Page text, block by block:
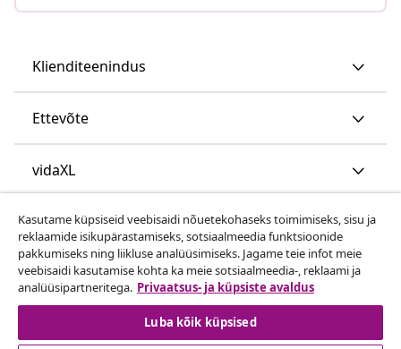
Klienditeenindus
Ettevõte
vidaXL
Vaata rohkem
Kasutame küpsiseid veebisaidi nõuetekohaseks toimimiseks, sisu ja
reklaamide isikupärastamiseks, sotsiaalmeedia funktsioonide
pakkumiseks ning liikluse analüüsimiseks. Jagame teie infot meie
veebisaidi kasutamise kohta ka meie sotsiaalmeedia-, reklaami ja
analüüsipartneritega. Privaatsus- ja küpsiste avaldus
Luba kõik küpsised